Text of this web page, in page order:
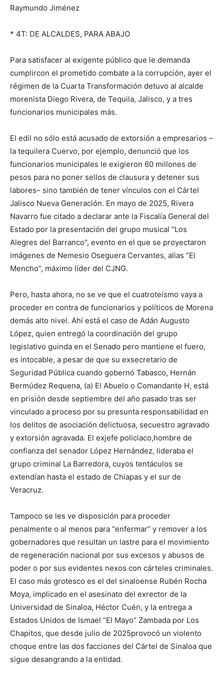
Raymundo Jiménez
* 4T: DE ALCALDES, PARA ABAJO
Para satisfacer al exigente público que le demanda
cumplircon el prometido combate a la corrupción, ayer el
régimen de la Cuarta Transformación detuvo al alcalde
morenista Diego Rivera, de Tequila, Jalisco, y a tres
funcionarios municipales más.
El edil no sólo está acusado de extorsión a empresarios –
la tequilera Cuervo, por ejemplo, denunció que los
funcionarios municipales le exigieron 60 millones de
pesos para no poner sellos de clausura y detener sus
labores– sino también de tener vínculos con el Cártel
Jalisco Nueva Generación. En mayo de 2025, Rivera
Navarro fue citado a declarar ante la Fiscalía General del
Estado por la presentación del grupo musical “Los
Alegres del Barranco”, evento en el que se proyectaron
imágenes de Nemesio Oseguera Cervantes, alias “El
Mencho”, máximo líder del CJNG.
Pero, hasta ahora, no se ve que el cuatroteísmo vaya a
proceder en contra de funcionarios y políticos de Morena
demás alto nivel. Ahí está el caso de Adán Augusto
López, quien entregó la coordinación del grupo
legislativo guinda en el Senado pero mantiene el fuero,
es intocable, a pesar de que su exsecretario de
Seguridad Pública cuando gobernó Tabasco, Hernán
Bermúdez Requena, (a) El Abuelo o Comandante H, está
en prisión desde septiembre del año pasado tras ser
vinculado a proceso por su presunta responsabilidad en
los delitos de asociación delictuosa, secuestro agravado
y extorsión agravada. El exjefe policiaco,hombre de
confianza del senador López Hernández, lideraba el
grupo criminal La Barredora, cuyos tentáculos se
extendían hasta el estado de Chiapas y el sur de
Veracruz.
Tampoco se les ve disposición para proceder
penalmente o al menos para “enfermar” y remover a los
gobernadores que resultan un lastre para el movimiento
de regeneración nacional por sus excesos y abusos de
poder o por sus evidentes nexos con cárteles criminales.
El caso más grotesco es el del sinaloense Rubén Rocha
Moya, implicado en el asesinato del exrector de la
Universidad de Sinaloa, Héctor Cuén, y la entrega a
Estados Unidos de Ismael “El Mayo” Zambada por Los
Chapitos, que desde julio de 2025provocó un violento
choque entre las dos facciones del Cártel de Sinaloa que
sigue desangrando a la entidad.